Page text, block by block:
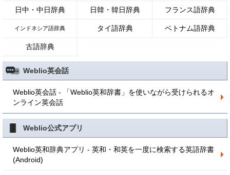
日中・中日辞典 日韓・韓日辞典 フランス語辞典
インドネシア語辞典 タイ語辞典 ベトナム語辞典
古語辞典
Weblio英会話
Weblio英会話 - 「Weblio英和辞書」を使いながら受けられるオ
ンライン英会話
Weblio公式アプリ
Weblio英和辞典アプリ - 英和・和英を一度に検索する英語辞書
(Android)